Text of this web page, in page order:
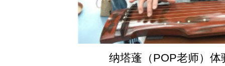
纳塔蓬（POP老师）体